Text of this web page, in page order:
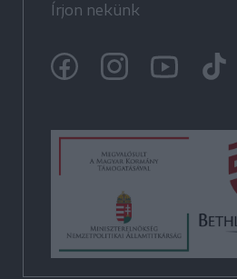
Írjon nekünk